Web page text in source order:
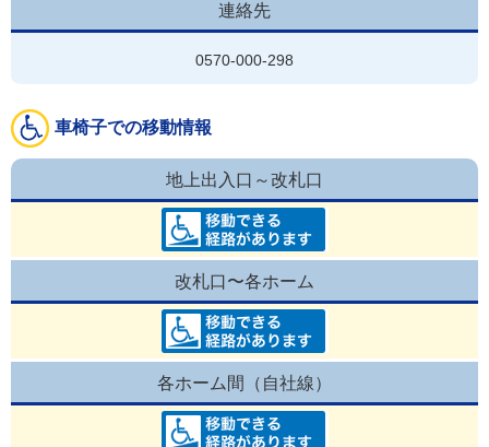
連絡先
0570-000-298
車椅子での移動情報
地上出入口～改札口
改札口〜各ホーム
各ホーム間（自社線）